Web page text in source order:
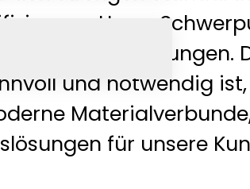
Unser
Papierverpackungen.
und notwendig
für unsere